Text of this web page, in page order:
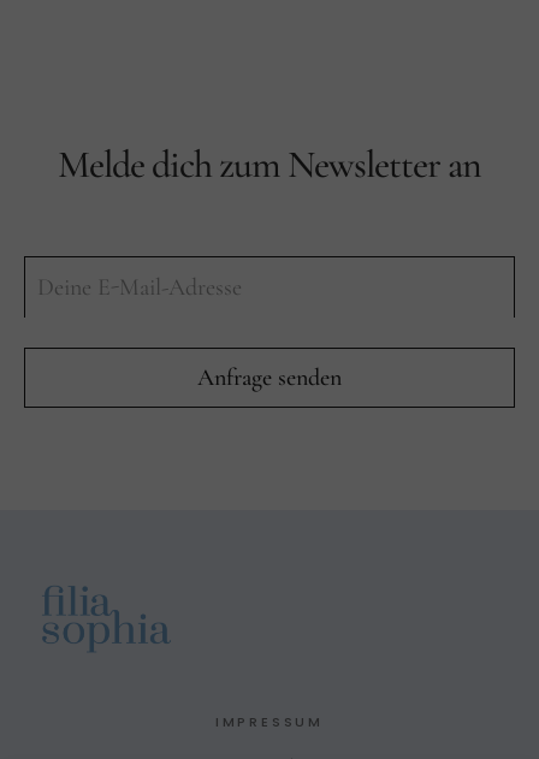
Melde dich zum Newsletter an
IMPRESSUM